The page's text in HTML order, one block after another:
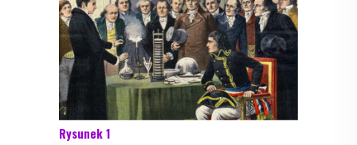
Rysunek 1